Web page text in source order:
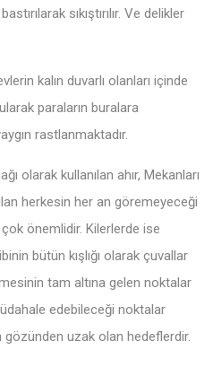
sıkıştırılır. Ve delikler
kalın duvarlı olanları içinde
paraların buralara
rastlanmaktadır.
olarak kullanılan ahır, Mekanları
herkesin her an göremeyeceği
önemlidir. Kilerlerde ise
bütün kışlığı olarak çuvallar
tam altına gelen noktalar
edebileceği noktalar
gözünden uzak olan hedeflerdir.